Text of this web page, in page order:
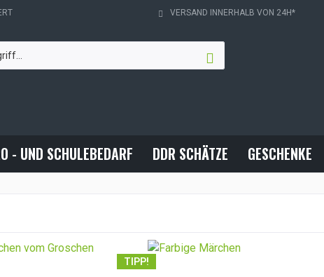
VERSAND INNERHALB VON 24H*
- UND SCHULEBEDARF DDR SCHÄTZE GESCHENKE
TIPP!